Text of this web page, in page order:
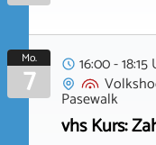
Mo.
7
16:00 - 18:15
Pasewalk
vhs Kurs: